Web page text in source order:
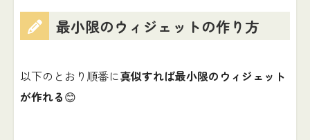
最小限のウィジェットの作り方
以下のとおり順番に真似すれば最小限のウィジェット
が作れる😊